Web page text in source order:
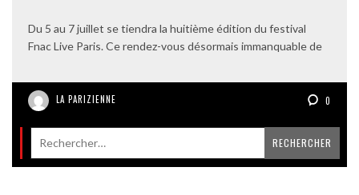
Du 5 au 7 juillet se tiendra la huitième édition du festival
Fnac Live Paris. Ce rendez-vous désormais immanquable de
LA PARIZIENNE 0